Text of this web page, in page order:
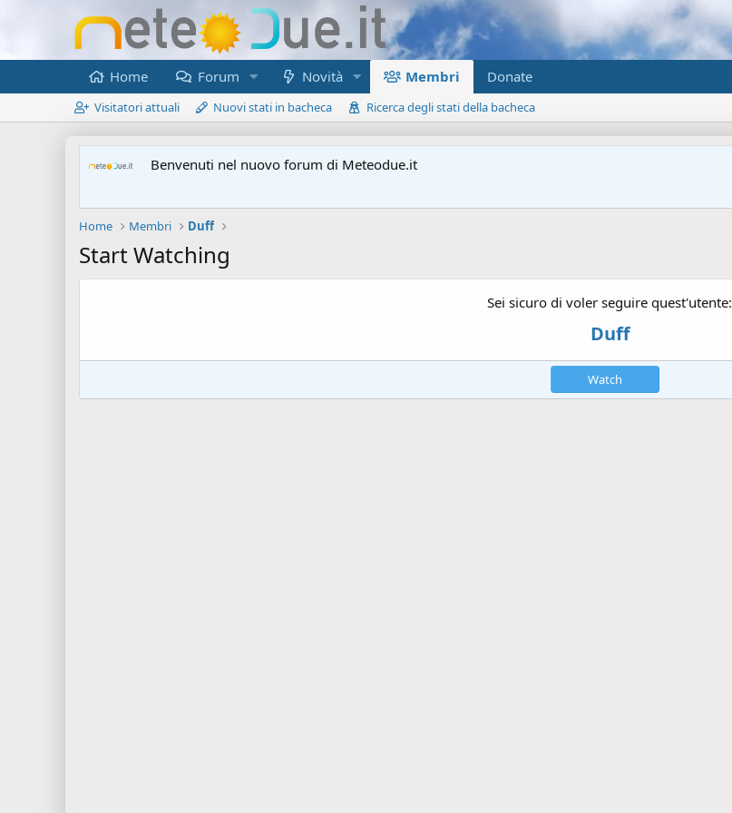
Home Forum Novità Membri Donate
Visitatori attuali Nuovi stati in bacheca Ricerca degli stati della bacheca
Benvenuti nel nuovo forum di Meteodue.it
Home Membri Duff
Start Watching
Sei sicuro di voler seguire quest'utente:
Duff
Watch